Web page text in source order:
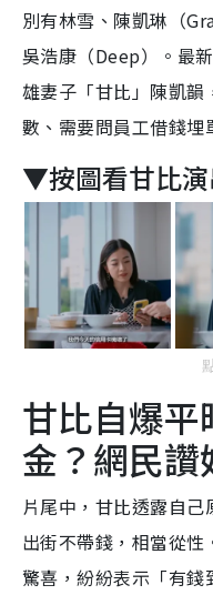
別有林雪、陳凱琳（
吳浩康（Deep）。最
雄妻子「甘比」陳凱
數、需要問員工借錢埋
▼按圖看甘比
甘比自爆
金？網民
片尾中，甘比透露自
出街不帶錢，相當從
驚喜，紛紛表示「有